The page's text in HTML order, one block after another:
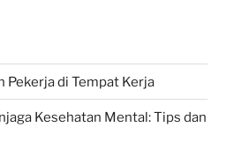
Pekerja di Tempat Kerja
Kesehatan Mental: Tips dan